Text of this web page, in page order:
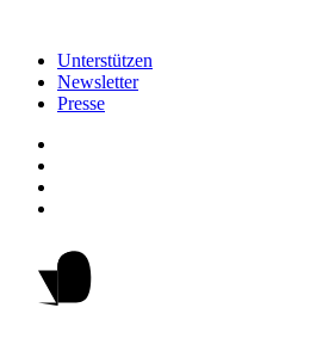
Unterstützen
Newsletter
Presse